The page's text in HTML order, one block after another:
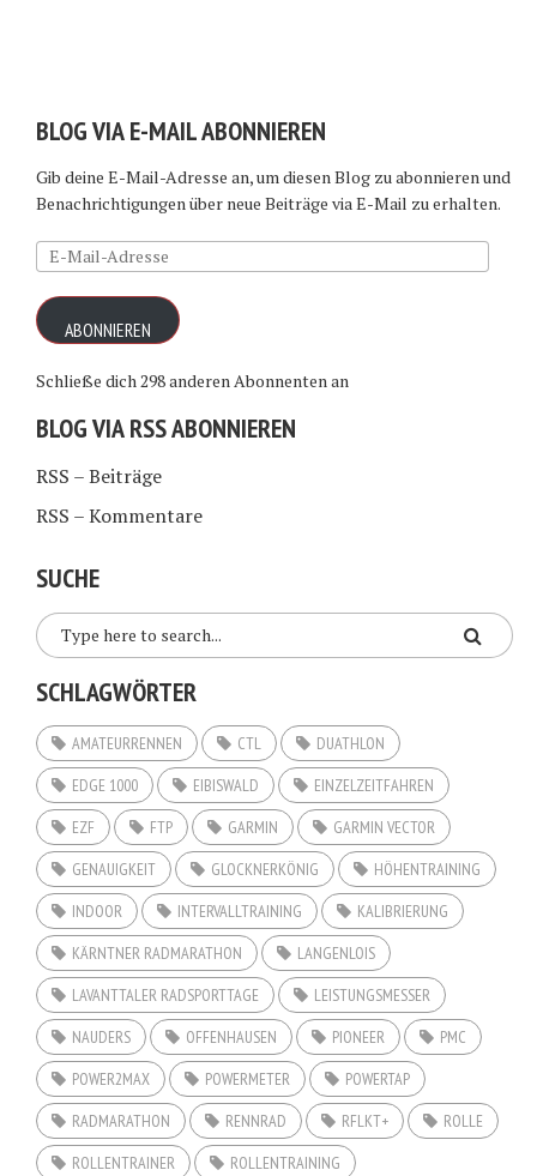
BLOG VIA E-MAIL ABONNIEREN
Gib deine E-Mail-Adresse an, um diesen Blog zu abonnieren und
Benachrichtigungen über neue Beiträge via E-Mail zu erhalten.
E-
Mail-
Adresse
ABONNIEREN
Schließe dich 298 anderen Abonnenten an
BLOG VIA RSS ABONNIEREN
RSS – Beiträge
RSS – Kommentare
SUCHE
SCHLAGWÖRTER
AMATEURRENNEN CTL
DUATHLON
EDGE 1000
EIBISWALD
EINZELZEITFAHREN
EZF
FTP GARMIN
GARMIN VECTOR
GENAUIGKEIT
GLOCKNERKÖNIG
HÖHENTRAINING
INDOOR
INTERVALLTRAINING
KALIBRIERUNG
KÄRNTNER RADMARATHON
LANGENLOIS
LAVANTTALER RADSPORTTAGE
LEISTUNGSMESSER
NAUDERS
OFFENHAUSEN PIONEER
PMC
POWER2MAX
POWERMETER
POWERTAP
RADMARATHON
RENNRAD RFLKT+
ROLLE
ROLLENTRAINER
ROLLENTRAINING